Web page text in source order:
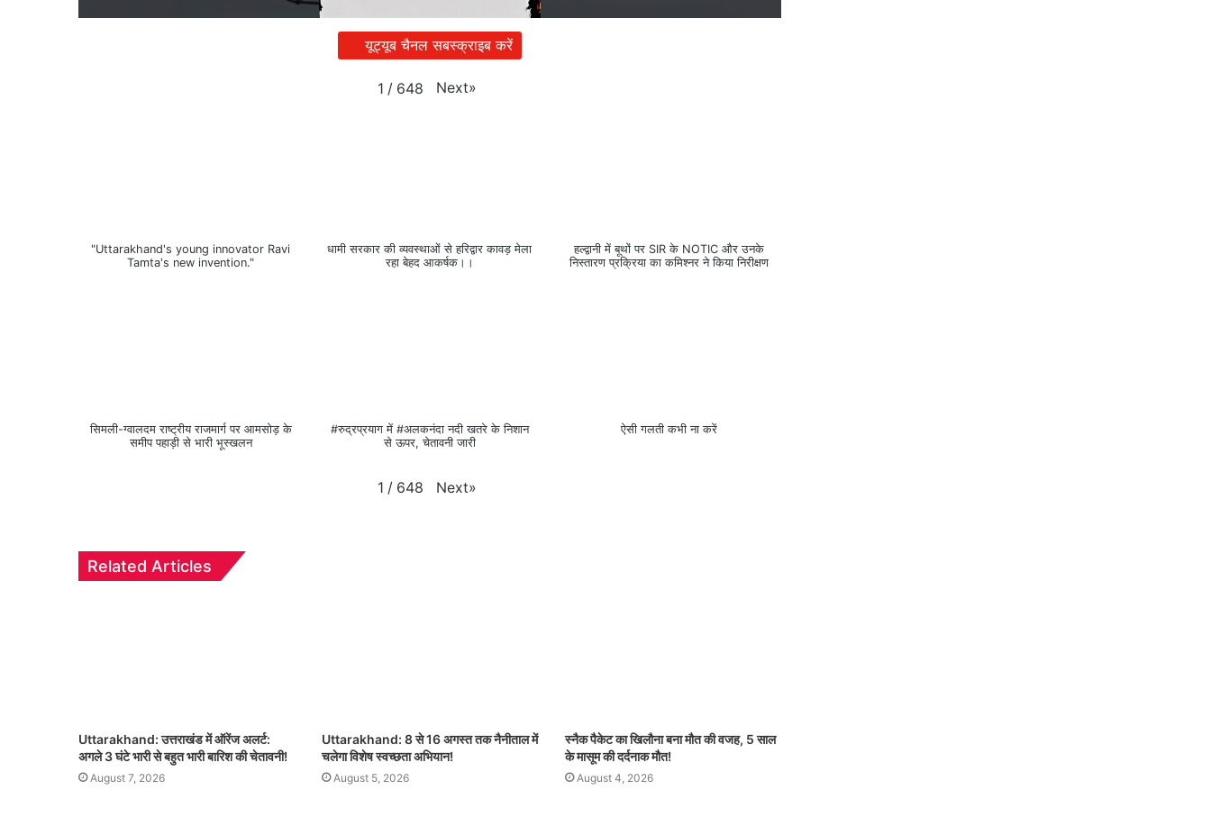
यूट्यूब चैनल सबस्क्राइब करें
1 / 648 Next»
"Uttarakhand's young innovator Ravi
Tamta's new invention."
धामी सरकार की व्यवस्थाओं से हरिद्वार कावड़ मेला
रहा बेहद आकर्षक।।
हल्द्वानी में बूथों पर SIR के NOTIC और उनके
निस्तारण प्रक्रिया का कमिश्नर ने किया निरीक्षण
सिमली-ग्वालदम राष्ट्रीय राजमार्ग पर आमसोड़ के
समीप पहाड़ी से भारी भूस्खलन
#रुद्रप्रयाग में #अलकनंदा नदी खतरे के निशान
से ऊपर, चेतावनी जारी
ऐसी गलती कभी ना करें
1 / 648 Next»
Related Articles
Uttarakhand: उत्तराखंड में ऑरेंज अलर्ट:
अगले 3 घंटे भारी से बहुत भारी बारिश की चेतावनी!
August 7, 2026
Uttarakhand: 8 से 16 अगस्त तक नैनीताल में
चलेगा विशेष स्वच्छता अभियान!
August 5, 2026
स्नैक पैकेट का खिलौना बना मौत की वजह, 5 साल
के मासूम की दर्दनाक मौत!
August 4, 2026